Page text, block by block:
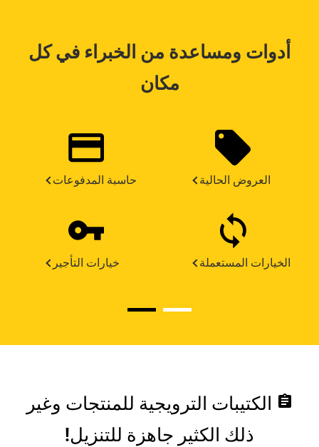
أدوات ومساعدة من الخبراء في كل
مكان
حاسبة المدفوعات العروض الحالية
خيارات التأجير الخيارات المستعملة
assignment الكتيبات الترويجية للمنتجات وغير
ذلك الكثير جاهزة للتنزيل!